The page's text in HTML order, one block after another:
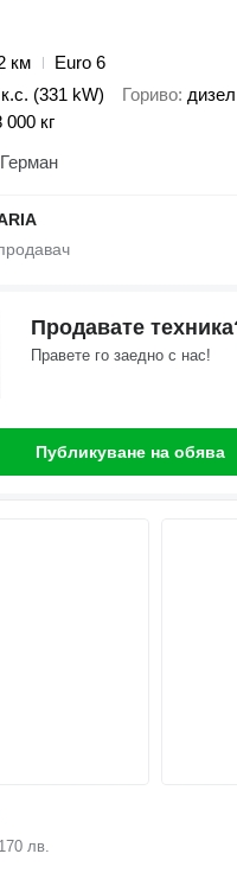
км
Euro 6
(331 kW) Гориво дизел
000 кг
Продавате
Правете го заедно с нас!
Публикуване на обява
лв.